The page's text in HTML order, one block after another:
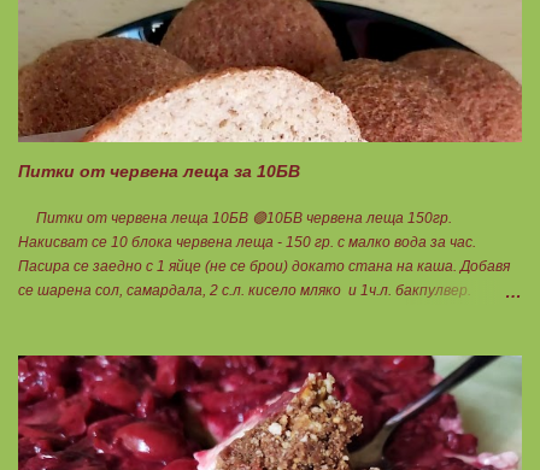
Пече се до готовност. Заливката е от яйца,кашкавал и 150гр. кисело
мляко. Цялото количество можете да разпределите на порции и да
хапвате както предпочитате. Нека да ни е вкусно заедно! Люси
Питки от червена леща за 10БВ
Питки от червена леща 10БВ 🟢10БВ червена леща 150гр.
Накисват се 10 блока червена леща - 150 гр. с малко вода за час.
Пасира се заедно с 1 яйце (не се брои) докато стана на каша. Добавя
се шарена сол, самардала, 2 с.л. кисело мляко и 1ч.л. бакпулвер.
влажни ръце се оформят 10 еднакви топчета. Пече се в добре
загрята фурна на 200 градуса за 35-40 мин. Всяка питка е 1 блок
въглехидрат. Нека да ни е вкусно заедно! Споделено от Петя Чанева